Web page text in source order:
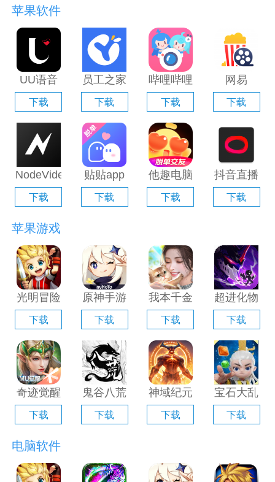
拟器」
苹果软件
UU语音
电脑版
「含模拟
下载
员工之家
电脑版
「含模拟
器」
下载
哔哩哔哩
直播姬电
脑版「含
模拟器」
下载
网易
Filmly电
脑版「含
模拟器」
下载
NodeVideo
电脑版
「含模拟
器」
下载
贴贴app
电脑版
「含模拟
下载
他趣电脑
版「含模
拟器」
下载
抖音直播
伴侣电脑
版「含模
下载
苹果游戏
光明冒险
电脑版
「含模拟
器」
下载
原神手游
电脑版
「含模拟
器」
下载
我本千金
手游电脑
版「含模
拟器」
下载
超进化物
语2电脑
版「含模
拟器」
下载
奇迹觉醒
电脑版
「含模拟
器」
下载
鬼谷八荒
手游电脑
版「含模
下载
神域纪元
电脑版
「含模拟
下载
宝石大乱
斗电脑版
「含模拟
下载
电脑软件